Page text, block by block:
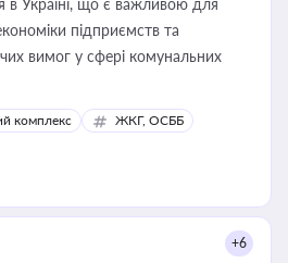
в Україні, що є важливою для
підприємств та
вимог у сфері комунальних
комплекс ЖКГ, ОСББ
+6